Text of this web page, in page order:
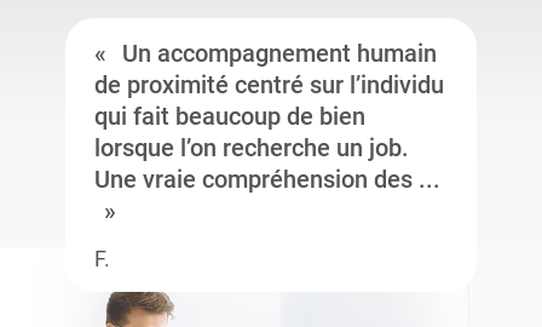
Un accompagnement humain
de proximité centré sur l’individu
qui fait beaucoup de bien
lorsque l’on recherche un job.
Une vraie compréhension des ...
F.